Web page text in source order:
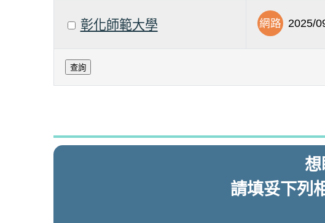
彰化師範大學 網路 2025/
請填妥下列